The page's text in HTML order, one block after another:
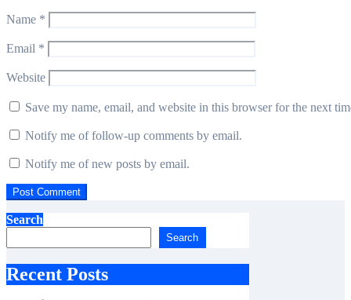
Name *
Email *
Website
Save my name, email, and website in this browser for the next
Notify me of follow-up comments by email.
Notify me of new posts by email.
Search
Search
Recent Posts